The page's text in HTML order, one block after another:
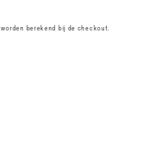
worden berekend bij de checkout.